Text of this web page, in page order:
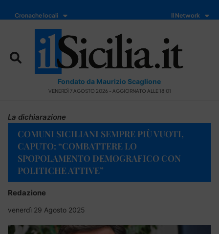
Cronache locali Il Network
Fondato da Maurizio Scaglione
VENERDÌ 7 AGOSTO 2026 - AGGIORNATO ALLE 18:01
La dichiarazione
COMUNI SICILIANI SEMPRE PIÙ VUOTI,
CAPUTO: “COMBATTERE LO
SPOPOLAMENTO DEMOGRAFICO CON
POLITICHE ATTIVE”
Redazione
venerdì 29 Agosto 2025